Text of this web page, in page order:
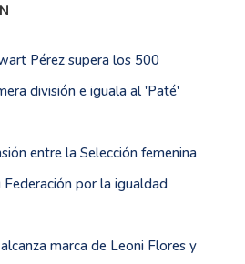
Pérez supera los 500
división e iguala al 'Paté'
entre la Selección femenina
Federación por la igualdad
marca de Leoni Flores y